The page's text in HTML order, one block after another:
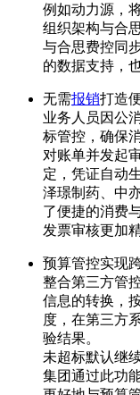
例如动力源，
组织架构与合
与合思费控同
的数据支持，
无需报销打造
业务人员因公
标管控，确保
对账单并发起
定，凭证自动
泽璟制药、中
了便捷的消费
发票审核更加
预算管控实现
整合第三方管
信息的转换，
度，在第三方
验结果。
未超标默认继
集团通过此功